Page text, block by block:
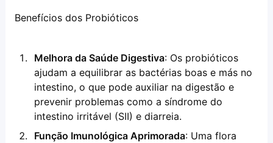
Benefícios dos Probióticos
Melhora da Saúde Digestiva: Os probióticos
ajudam a equilibrar as bactérias boas e más no
intestino, o que pode auxiliar na digestão e
prevenir problemas como a síndrome do
intestino irritável (SII) e diarreia.
Função Imunológica Aprimorada: Uma flora